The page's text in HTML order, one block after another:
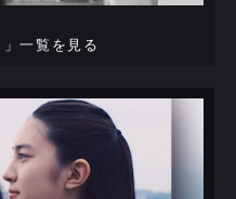
」一覧を見る